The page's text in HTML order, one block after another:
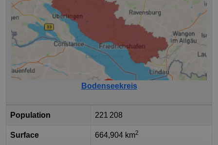
Bodenseekreis
Population 221 208
Surface 664,904 km2